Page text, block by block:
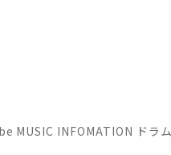
MUSIC INFOMATION ドラ